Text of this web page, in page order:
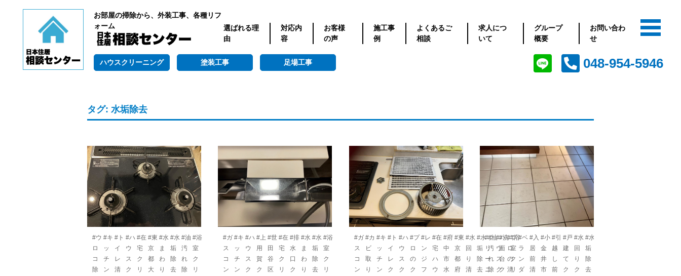
お部屋の掃除から、外装工事、各種リフ
ォーム
選ばれる理
由
対応内
容
お客様
の声
施工事
例
よくあるご
相談
求人につ
いて
グループ
概要
お問い合わ
せ
ハウスクリーニング 塗装工事 足場工事 048-954-5946
タグ: 水垢除去
#ウ
ロ
コ
除
#キ
ッ
チ
ン
#ト
イ
レ
清
#ハ
ウ
ス
ク
#在
宅
ク
リ
#東
京
都
大
#水
ま
わ
り
#水
垢
除
去
#油
汚
れ
除
#浴
室
ク
リ
#ガ
ス
コ
ン
#キ
ッ
チ
ン
#ハ
ウ
ス
ク
#上
用
賀
ク
#世
田
谷
区
#在
宅
ク
リ
#排
水
口
ク
#水
ま
わ
り
#水
垢
除
去
#浴
室
ク
リ
#ガ
ス
コ
ン
#カ
ビ
取
り
#キ
ッ
チ
ン
#ト
イ
レ
ク
#ハ
ウ
ス
ク
#プ
ロ
の
ク
#レ
ン
ジ
フ
#在
宅
ハ
ウ
#府
中
市
水
#東
京
都
府
#水
回
り
清
#水
垢
除
去
#油
汚
れ
除
#洗
面
台
ク
#浴
室
ク
リ
#ク
リ
ー
ニ
#ハ
ウ
ス
ク
#プ
ロ
の
清
#ベ
ラ
ン
ダ
#入
居
前
清
#小
金
井
市
#引
越
し
前
#戸
建
て
ク
#水
回
り
ク
#水
垢
除
去